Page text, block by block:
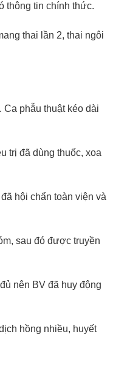
thông tin chính thức.
thai lần 2, thai ngôi
phẫu thuật kéo dài
trị đã dùng thuốc, xoa
hội chẩn toàn viện và
sau đó được truyền
nên BV đã huy động
hồng nhiều, huyết